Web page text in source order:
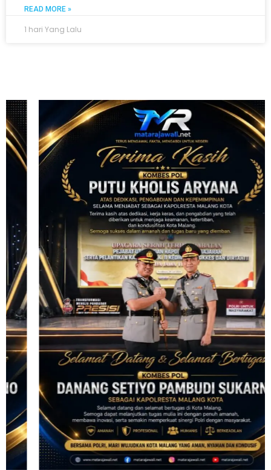
READ MORE »
1 hari Yang Lalu